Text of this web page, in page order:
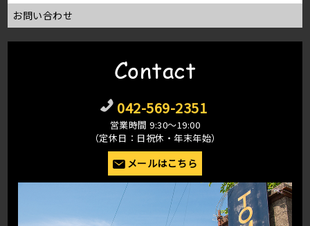
お問い合わせ
Contact
042-569-2351
営業時間 9:30〜19:00
（定休日：日祝休・年末年始）
メールはこちら